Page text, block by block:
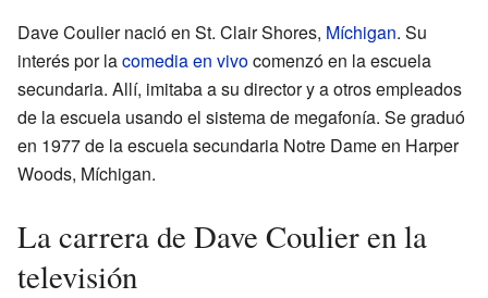
Dave Coulier nació en St. Clair Shores, Míchigan. Su
interés por lacomedia en vivocomenzó en la escuela
secundaria. Allí, imitaba a su director y a otros empleados
de la escuela usando el sistema de megafonía. Se graduó
en 1977 de la escuela secundaria Notre Dame en Harper
Woods, Míchigan.
La carrera de Dave Coulier en la
televisión